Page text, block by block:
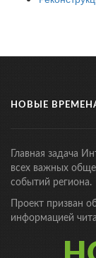
НОВЫЕ
Главная задача
всех важных
событий региона.
Проект призван
информацией